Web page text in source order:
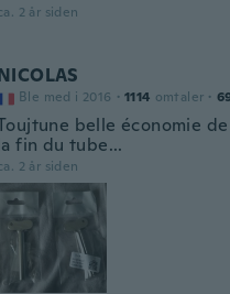
2 år siden
Ble med i 2016 · 1114 omtaler ·
belle économie
fin du tube...
2 år siden